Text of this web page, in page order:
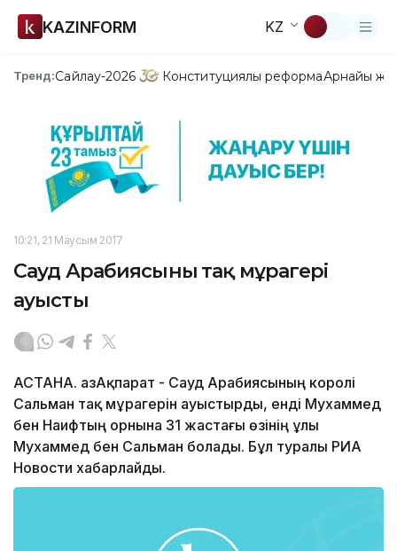
KAZINFORM KZ
Тренд:Сайлау-2026 Конституциялық реформаАрнайы
10:21, 21 Маусым 2017
Сауд Арабиясының тақ мұрагері
ауысты
АСТАНА. ҚазАқпарат - Сауд Арабиясының королі
Сальман тақ мұрагерін ауыстырды, енді Мухаммед
бен Наифтың орнына 31 жастағы өзінің ұлы
Мухаммед бен Сальман болады. Бұл туралы РИА
Новости хабарлайды.